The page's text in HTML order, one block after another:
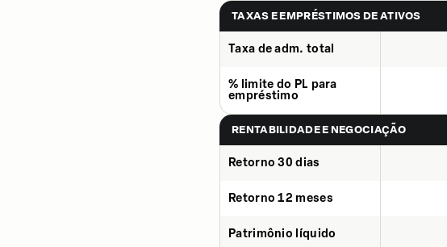
TAXAS E EMPRÉSTIMOS DE ATIVOS
Taxa de adm. total
% limite do PL para
empréstimo
RENTABILIDADE E NEGOCIAÇÃO
Retorno 30 dias
Retorno 12 meses
Patrimônio líquido